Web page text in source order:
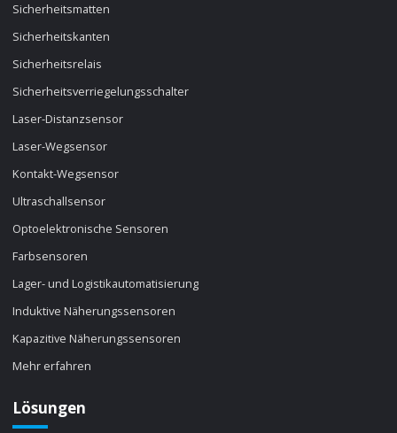
Sicherheitsmatten
Sicherheitskanten
Sicherheitsrelais
Sicherheitsverriegelungsschalter
Laser-Distanzsensor
Laser-Wegsensor
Kontakt-Wegsensor
Ultraschallsensor
Optoelektronische Sensoren
Farbsensoren
Lager- und Logistikautomatisierung
Induktive Näherungssensoren
Kapazitive Näherungssensoren
Mehr erfahren
Lösungen